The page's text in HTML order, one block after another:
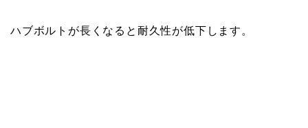
ハブボルトが長くなると耐久性が低下します。